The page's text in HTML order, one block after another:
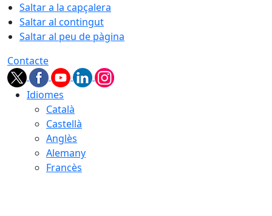
Saltar a la capçalera
Saltar al contingut
Saltar al peu de pàgina
Contacte
Idiomes
Català
Castellà
Anglès
Alemany
Francès